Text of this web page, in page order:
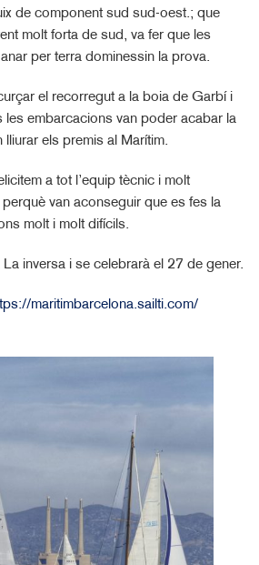
de component sud sud-oest.; que
molt forta de sud, va fer que les
per terra dominessin la prova.
el recorregut a la boia de Garbí i
les embarcacions van poder acabar la
lliurar els premis al Marítim.
a tot l’equip tècnic i molt
van aconseguir que es fes la
molt i molt difícils.
inversa i se celebrarà el 27 de gener.
maritimbarcelona.sailti.com/